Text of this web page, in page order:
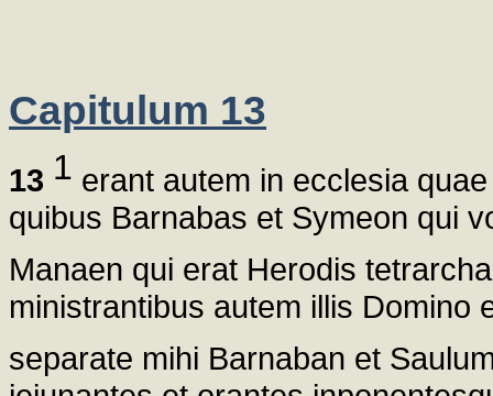
Capitulum 13
13 1 erant autem in ecclesia
quibus Barnabas et Symeon qui
Manaen qui erat Herodis
ministrantibus autem illis Domino
separate mihi Barnaban et